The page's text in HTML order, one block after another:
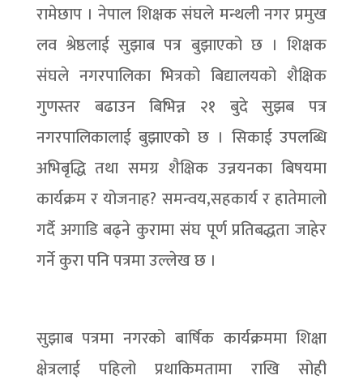
रामेछाप । नेपाल शिक्षक संघले मन्थली नगर प्रमुख
लव श्रेष्ठलाई सुझाब पत्र बुझाएको छ । शिक्षक
संघले नगरपालिका भित्रको बिद्यालयको शैक्षिक
गुणस्तर बढाउन बिभिन्न २१ बुदे सुझब पत्र
नगरपालिकालाई बुझाएको छ । सिकाई उपलब्धि
अभिबृद्धि तथा समग्र शैक्षिक उन्नयनका बिषयमा
कार्यक्रम र योजनाह? समन्वय,सहकार्य र हातेमालो
गर्दै अगाडि बढ्ने कुरामा संघ पूर्ण प्रतिबद्धता जाहेर
गर्ने कुरा पनि पत्रमा उल्लेख छ ।
सुझाब पत्रमा नगरको बार्षिक कार्यक्रममा शिक्षा
क्षेत्रलाई पहिलो प्रथाकिमतामा राखि सोही